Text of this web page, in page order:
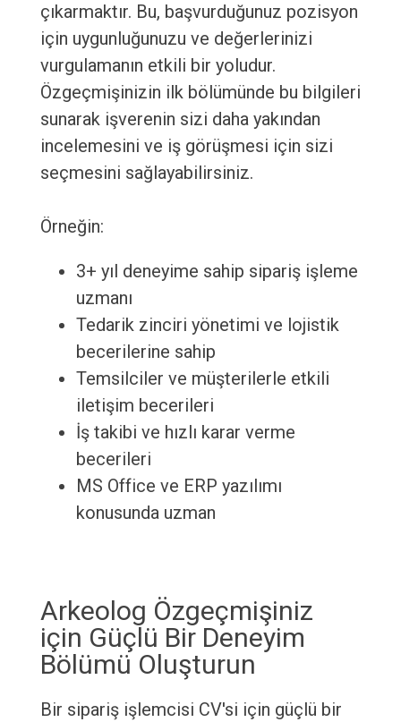
çıkarmaktır. Bu, başvurduğunuz pozisyon
için uygunluğunuzu ve değerlerinizi
vurgulamanın etkili bir yoludur.
Özgeçmişinizin ilk bölümünde bu bilgileri
sunarak işverenin sizi daha yakından
incelemesini ve iş görüşmesi için sizi
seçmesini sağlayabilirsiniz.
Örneğin:
3+ yıl deneyime sahip sipariş işleme
uzmanı
Tedarik zinciri yönetimi ve lojistik
becerilerine sahip
Temsilciler ve müşterilerle etkili
iletişim becerileri
İş takibi ve hızlı karar verme
becerileri
MS Office ve ERP yazılımı
konusunda uzman
Arkeolog Özgeçmişiniz
için Güçlü Bir Deneyim
Bölümü Oluşturun
Bir sipariş işlemcisi CV'si için güçlü bir